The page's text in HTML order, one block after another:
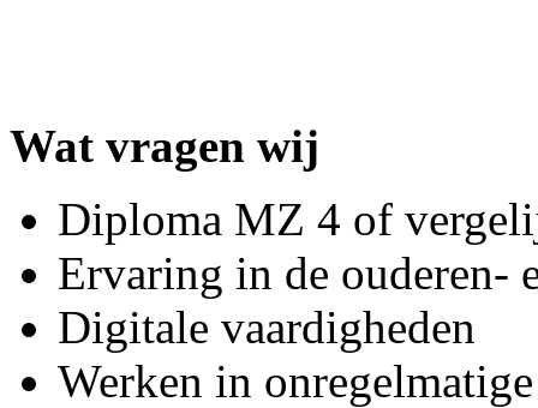
Wat vragen wij
Diploma MZ 4 of
Ervaring in de ouderen-
Digitale vaardigheden
Werken in